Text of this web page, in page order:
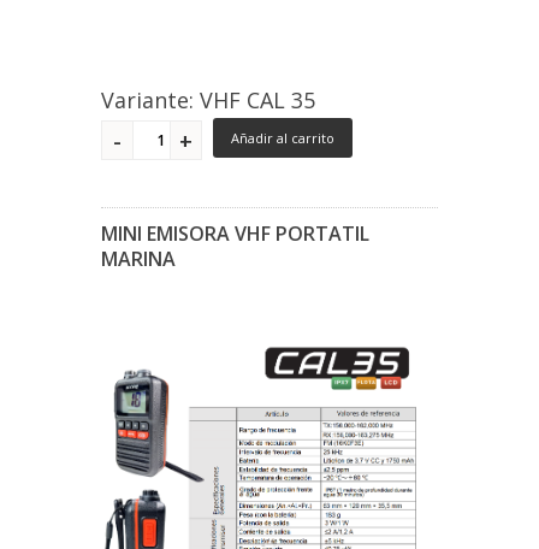
Variante: VHF CAL 35
Añadir al carrito
MINI EMISORA VHF PORTATIL
MARINA